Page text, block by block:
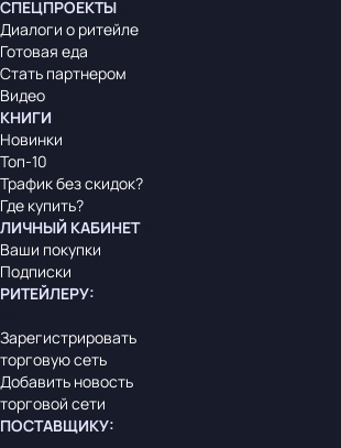
СПЕЦПРОЕКТЫ
Диалоги о ритейле
Готовая еда
Стать партнером
Видео
КНИГИ
Новинки
Топ-10
Трафик без скидок?
Где купить?
ЛИЧНЫЙ КАБИНЕТ
Ваши покупки
Подписки
РИТЕЙЛЕРУ:
Зарегистрировать
торговую сеть
Добавить новость
торговой сети
ПОСТАВЩИКУ: